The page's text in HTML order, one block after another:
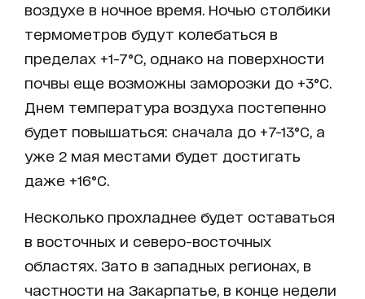
воздухе в ночное время. Ночью столбики
термометров будут колебаться в
пределах +1-7°C, однако на поверхности
почвы еще возможны заморозки до +3°C.
Днем температура воздуха постепенно
будет повышаться: сначала до +7-13°C, а
уже 2 мая местами будет достигать
даже +16°C.
Несколько прохладнее будет оставаться
в восточных и северо-восточных
областях. Зато в западных регионах, в
частности на Закарпатье, в конце недели